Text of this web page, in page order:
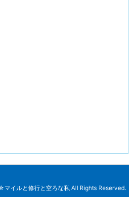
マイルと修行と空ろな私All Rights Reserved.